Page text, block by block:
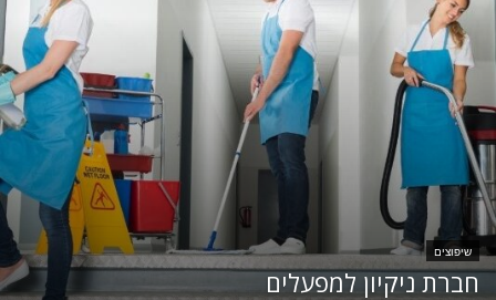
שיפוצים
חברת ניקיון למפעלים